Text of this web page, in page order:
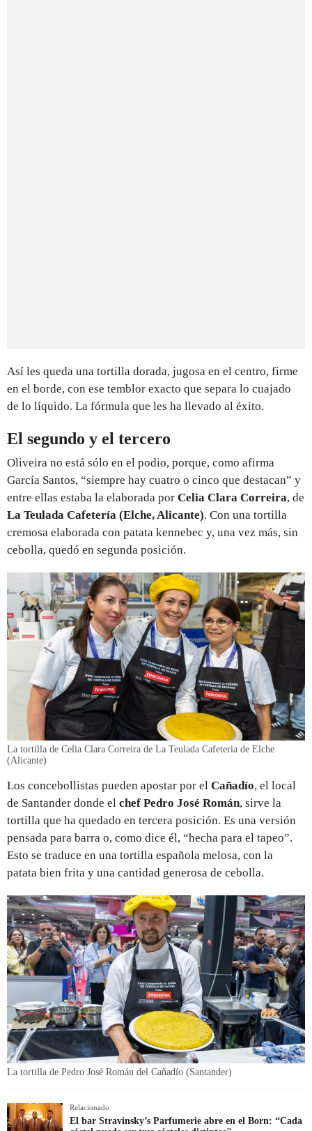
Así les queda una tortilla dorada, jugosa en el centro, firme
en el borde, con ese temblor exacto que separa lo cuajado
de lo líquido. La fórmula que les ha llevado al éxito.
El segundo y el tercero
Oliveira no está sólo en el podio, porque, como afirma
García Santos, “siempre hay cuatro o cinco que destacan” y
entre ellas estaba la elaborada por Celia Clara Correira, de
La Teulada Cafetería (Elche, Alicante). Con una tortilla
cremosa elaborada con patata kennebec y, una vez más, sin
cebolla, quedó en segunda posición.
La tortilla de Celia Clara Correira de La Teulada Cafeteria de Elche
(Alicante)
Los concebollistas pueden apostar por el Cañadío, el local
de Santander donde el chef Pedro José Román, sirve la
tortilla que ha quedado en tercera posición. Es una versión
pensada para barra o, como dice él, “hecha para el tapeo”.
Esto se traduce en una tortilla española melosa, con la
patata bien frita y una cantidad generosa de cebolla.
La tortilla de Pedro José Román del Cañadío (Santander)
Relacionado
El bar Stravinsky’s Parfumerie abre en el Born: “Cada